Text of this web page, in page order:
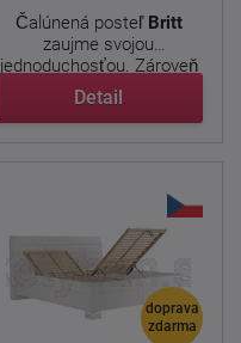
Čalúnená posteľ Britt
zaujme svojou
jednoduchosťou. Zároveň
ju vďaka ...
Detail
doprava
zdarma